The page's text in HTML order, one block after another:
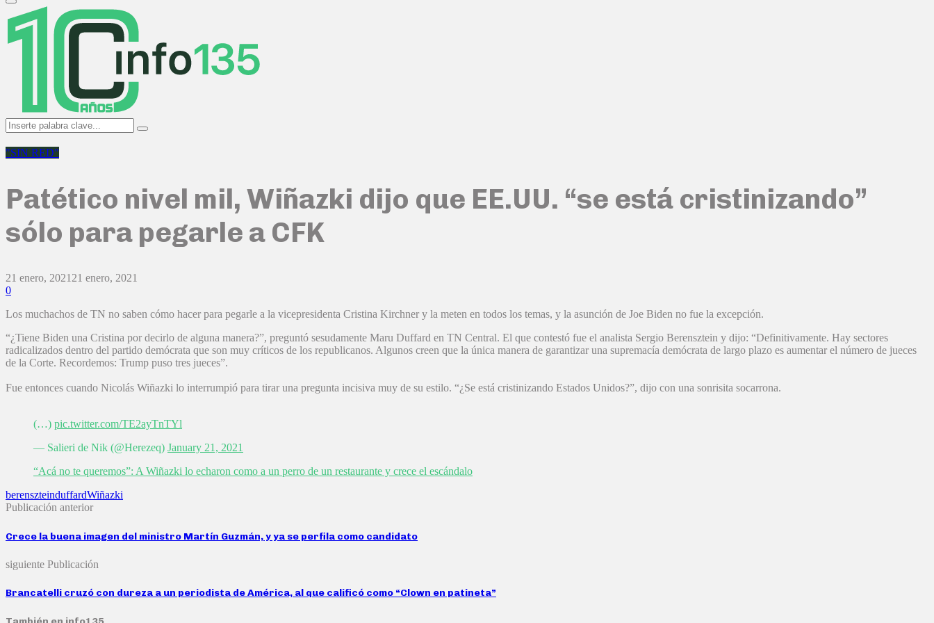
Primary
Menu
Search
for:
Search
"SIN RED"
Patético nivel mil, Wiñazki dijo que EE.UU. “se está cristinizando”
sólo para pegarle a CFK
21 enero, 2021 21 enero, 2021
0
Los muchachos de TN no saben cómo hacer para pegarle a la vicepresidenta Cristina Kirchner y la meten en todos los temas, y la asunción de Joe Biden no fue la excepción.
“¿Tiene Biden una Cristina por decirlo de alguna manera?”, preguntó sesudamente Maru Duffard en TN Central. El que contestó fue el analista Sergio Berensztein y dijo: “Definitivamente. Hay sectores
radicalizados dentro del partido demócrata que son muy críticos de los republicanos. Algunos creen que la única manera de garantizar una supremacía demócrata de largo plazo es aumentar el número de jueces
de la Corte. Recordemos: Trump puso tres jueces”.
Fue entonces cuando Nicolás Wiñazki lo interrumpió para tirar una pregunta incisiva muy de su estilo. “¿Se está cristinizando Estados Unidos?”, dijo con una sonrisita socarrona.
(…) pic.twitter.com/TE2ayTnTYl
— Salieri de Nik (@Herezeq) January 21, 2021
“Acá no te queremos”: A Wiñazki lo echaron como a un perro de un restaurante y crece el escándalo
berenszteinduffardWiñazki
Publicación anterior
Crece la buena imagen del ministro Martín Guzmán, y ya se perfila como candidato
siguiente Publicación
Brancatelli cruzó con dureza a un periodista de América, al que calificó como “Clown en patineta”